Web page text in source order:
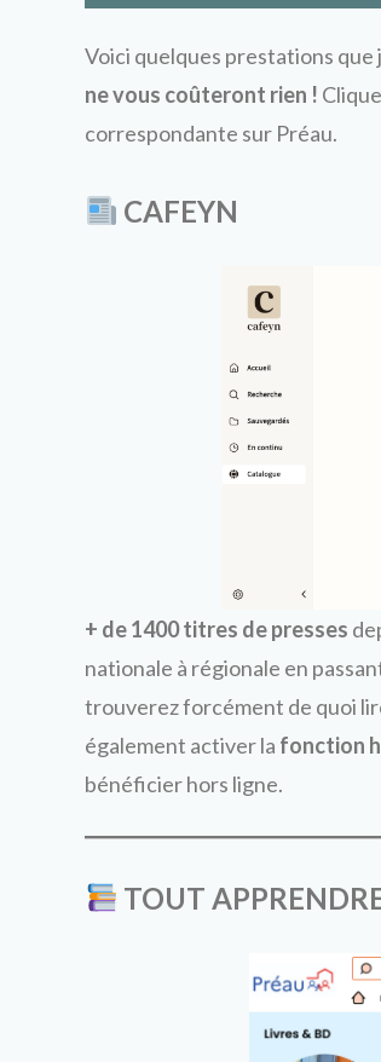
Voici quelques prestations
ne vous coûteront rien !
correspondante sur Préau.
CAFEYN
+ de 1400 titres de presses
nationale à régionale en
trouverez forcément de quoi
également activer la fonction
bénéficier hors ligne.
TOUT